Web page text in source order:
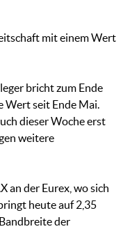
mit einem Wert
bricht zum Ende
Wert seit Ende Mai.
dieser Woche erst
weitere
an der Eurex, wo sich
heute auf 2,35
der